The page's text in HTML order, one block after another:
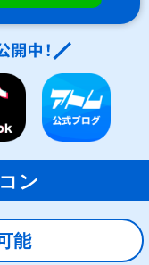
ン
能